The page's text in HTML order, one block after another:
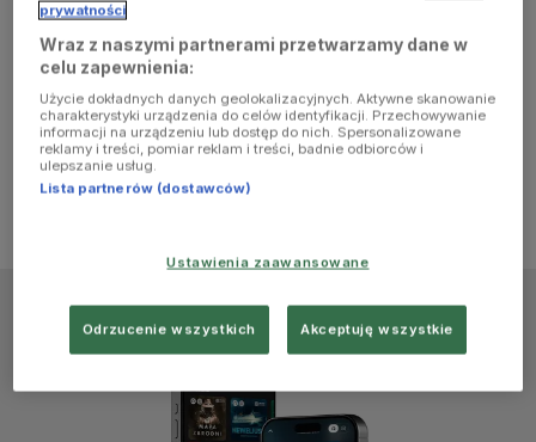
console for
more
information)
prywatności
Wraz z naszymi partnerami przetwarzamy dane w
celu zapewnienia:
Użycie dokładnych danych geolokalizacyjnych. Aktywne skanowanie
charakterystyki urządzenia do celów identyfikacji. Przechowywanie
informacji na urządzeniu lub dostęp do nich. Spersonalizowane
reklamy i treści, pomiar reklam i treści, badnie odbiorców i
ulepszanie usług.
Lista partnerów (dostawców)
Ustawienia zaawansowane
Odrzucenie wszystkich Akceptuję wszystkie